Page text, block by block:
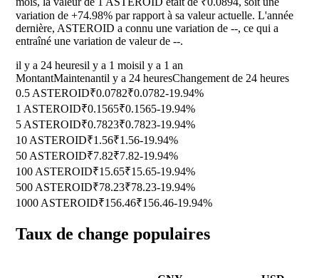
variation de +74.98% par rapport à sa valeur actuelle. L'année
dernière, ASTEROID a connu une variation de --, ce qui a
entraîné une variation de valeur de --.
il y a 24 heuresil y a 1 moisil y a 1 an
MontantMaintenantil y a 24 heuresChangement de 24 heures
0.5 ASTEROID₹0.0782₹0.0782-19.94%
1 ASTEROID₹0.1565₹0.1565-19.94%
5 ASTEROID₹0.7823₹0.7823-19.94%
10 ASTEROID₹1.56₹1.56-19.94%
50 ASTEROID₹7.82₹7.82-19.94%
100 ASTEROID₹15.65₹15.65-19.94%
500 ASTEROID₹78.23₹78.23-19.94%
1000 ASTEROID₹156.46₹156.46-19.94%
Taux de change populaires